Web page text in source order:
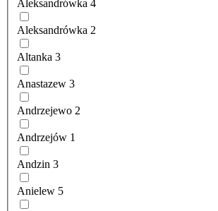
Aleksandrówka 4
Aleksandrówka 2
Altanka 3
Anastazew 3
Andrzejewo 2
Andrzejów 1
Andzin 3
Anielew 5